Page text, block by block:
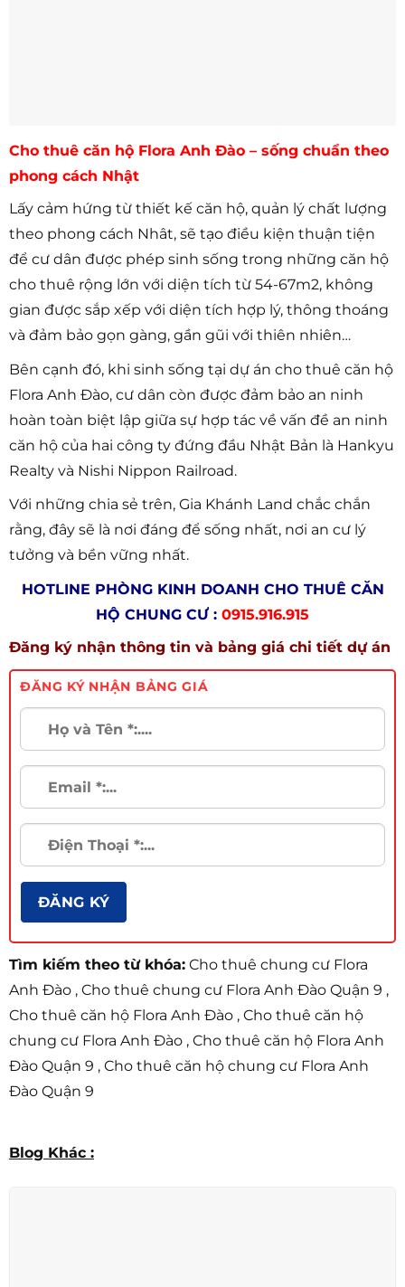
Cho thuê căn hộ Flora Anh Đào – sống chuẩn theo
phong cách Nhật
Lấy cảm hứng từ thiết kế căn hộ, quản lý chất lượng
theo phong cách Nhât, sẽ tạo điều kiện thuận tiện
để cư dân được phép sinh sống trong những căn hộ
cho thuê rộng lớn với diện tích từ 54-67m2, không
gian được sắp xếp với diện tích hợp lý, thông thoáng
và đảm bảo gọn gàng, gần gũi với thiên nhiên…
Bên cạnh đó, khi sinh sống tại dự án cho thuê căn hộ
Flora Anh Đào, cư dân còn được đảm bảo an ninh
hoàn toàn biệt lập giữa sự hợp tác về vấn đề an ninh
căn hộ của hai công ty đứng đầu Nhật Bản là Hankyu
Realty và Nishi Nippon Railroad.
Với những chia sẻ trên, Gia Khánh Land chắc chắn
rằng, đây sẽ là nơi đáng để sống nhất, nơi an cư lý
tưởng và bền vững nhất.
HOTLINE PHÒNG KINH DOANH CHO THUÊ CĂN
HỘ CHUNG CƯ : 0915.916.915
Đăng ký nhận thông tin và bảng giá chi tiết dự án
ĐĂNG KÝ NHẬN BẢNG GIÁ
Tìm kiếm theo từ khóa: Cho thuê chung cư Flora
Anh Đào , Cho thuê chung cư Flora Anh Đào Quận 9 ,
Cho thuê căn hộ Flora Anh Đào , Cho thuê căn hộ
chung cư Flora Anh Đào , Cho thuê căn hộ Flora Anh
Đào Quận 9 , Cho thuê căn hộ chung cư Flora Anh
Đào Quận 9
Blog Khác :